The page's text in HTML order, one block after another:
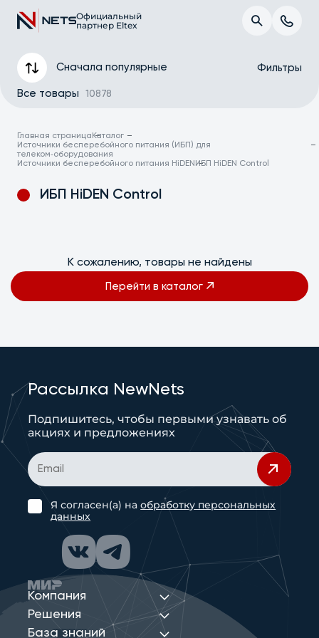
Официальный
партнер Eltex
Главная страница Каталог
Источники бесперебойного питания (ИБП) для
телеком‑оборудования
Источники бесперебойного питания HiDEN ИБП HiDEN Control
ИБП HiDEN Control
Все товары 10878
Сначала популярные Фильтры
Применить
К сожалению, товары не найдены
Перейти в каталог
Компания
Решения
База знаний
Рассылка NewNets
Подпишитесь, чтобы первыми узнавать об
акциях и предложениях
Я согласен(а) наобработку персональных
данных